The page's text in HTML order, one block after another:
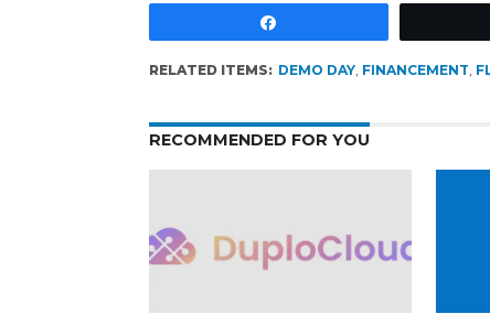
RELATED ITEMS: DEMO DAY, FINANCEMENT,
RECOMMENDED FOR YOU